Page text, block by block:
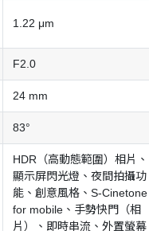
1.22 μm
F2.0
24 mm
83°
HDR（高動態範圍）相片、
顯示屏閃光燈、夜間拍攝功
能、創意風格、S-Cinetone
for mobile、手勢快門（相
片）、即時串流、外置螢幕